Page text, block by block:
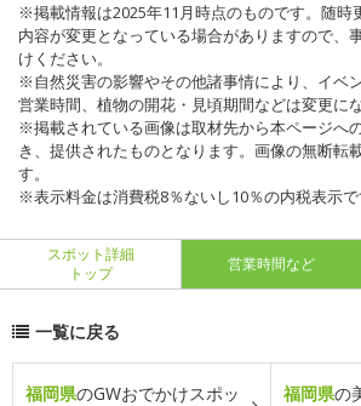
※掲載情報は2025年11月時点のものです。随時
内容が変更となっている場合がありますので、
けください。
※自然災害の影響やその他諸事情により、イベ
営業時間、植物の開花・見頃期間などは変更に
※掲載されている画像は取材先から本ページへ
き、提供されたものとなります。画像の無断転
す。
※表示料金は消費税8％ないし10％の内税表示で
スポット詳細
トップ
営業時間など
一覧に戻る
福岡県のGWおでかけスポッ
福岡県の